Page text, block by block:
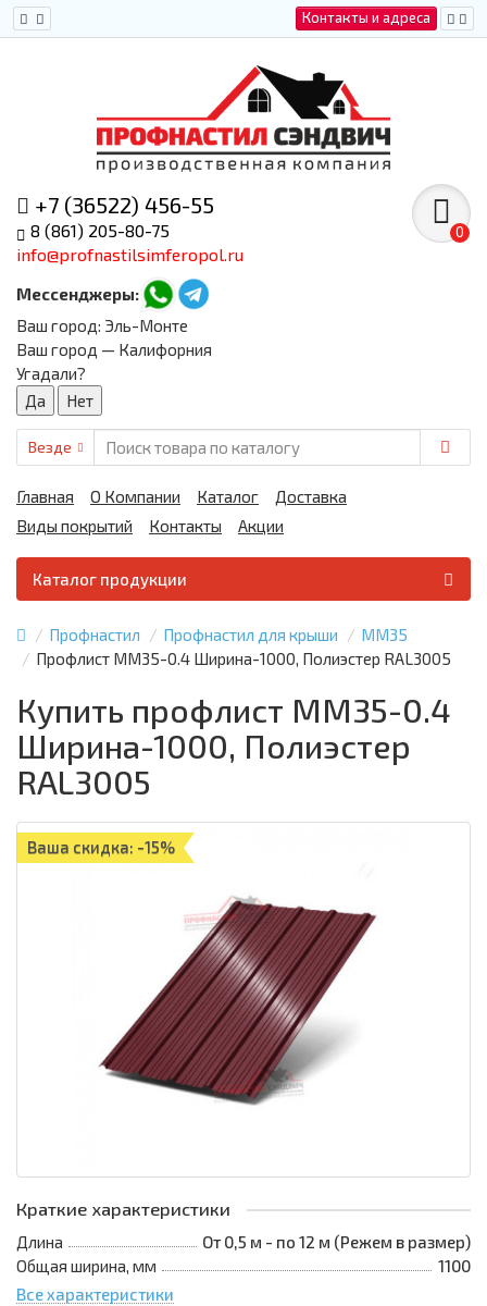
Контакты и адреса
+7 (36522) 456-55
8 (861) 205-80-75
info@profnastilsimferopol.ru
Мессенджеры:
0
Ваш город: Эль-Монте
Ваш город — Калифорния
Угадали?
Везде
Главная О Компании Каталог
Доставка
Виды покрытий
Контакты Акции
Каталог продукции
Профнастил Профнастил для крыши
ММ35
Профлист ММ35-0.4 Ширина-1000, Полиэстер RAL3005
Купить профлист ММ35-0.4
Ширина-1000, Полиэстер
RAL3005
Ваша скидка: -15%
Краткие характеристики
Длина
От 0,5 м - по 12 м (Режем в размер)
Общая ширина, мм
1100
Все характеристики